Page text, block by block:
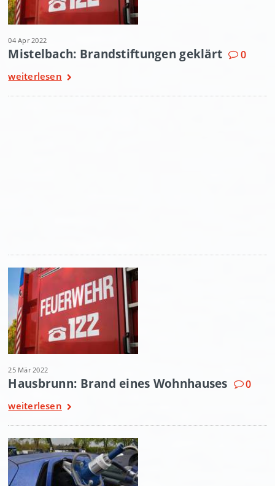
04 Apr 2022
Mistelbach: Brandstiftungen geklärt 0
weiterlesen
25 Mär 2022
Hausbrunn: Brand eines Wohnhauses 0
weiterlesen